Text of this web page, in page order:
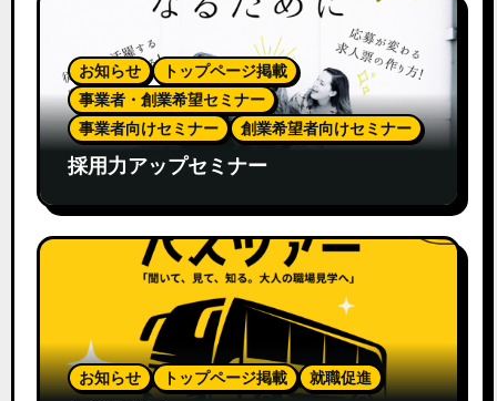
お知らせ
トップページ掲載
事業者・創業希望セミナー
事業者向けセミナー
創業希望者向けセミナー
採用力アップセミナー
お知らせ トップページ掲載 就職促進